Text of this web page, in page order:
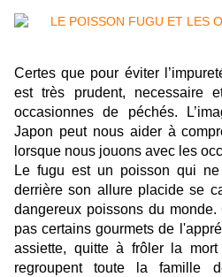
Certes que pour éviter
est très prudent,
occasionnes de péchés.
Japon peut nous aider à
lorsque nous jouons avec les
Le fugu est un poisson qui
derrière son allure placide se
dangereux poissons du
pas certains gourmets de
assiette, quitte à frôler la
regroupent toute la famille